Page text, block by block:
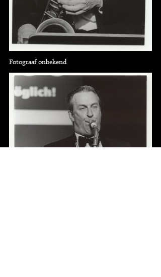
Fotograaf onbekend